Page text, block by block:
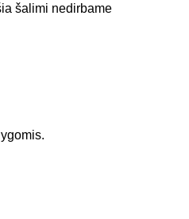
šalimi nedirbame